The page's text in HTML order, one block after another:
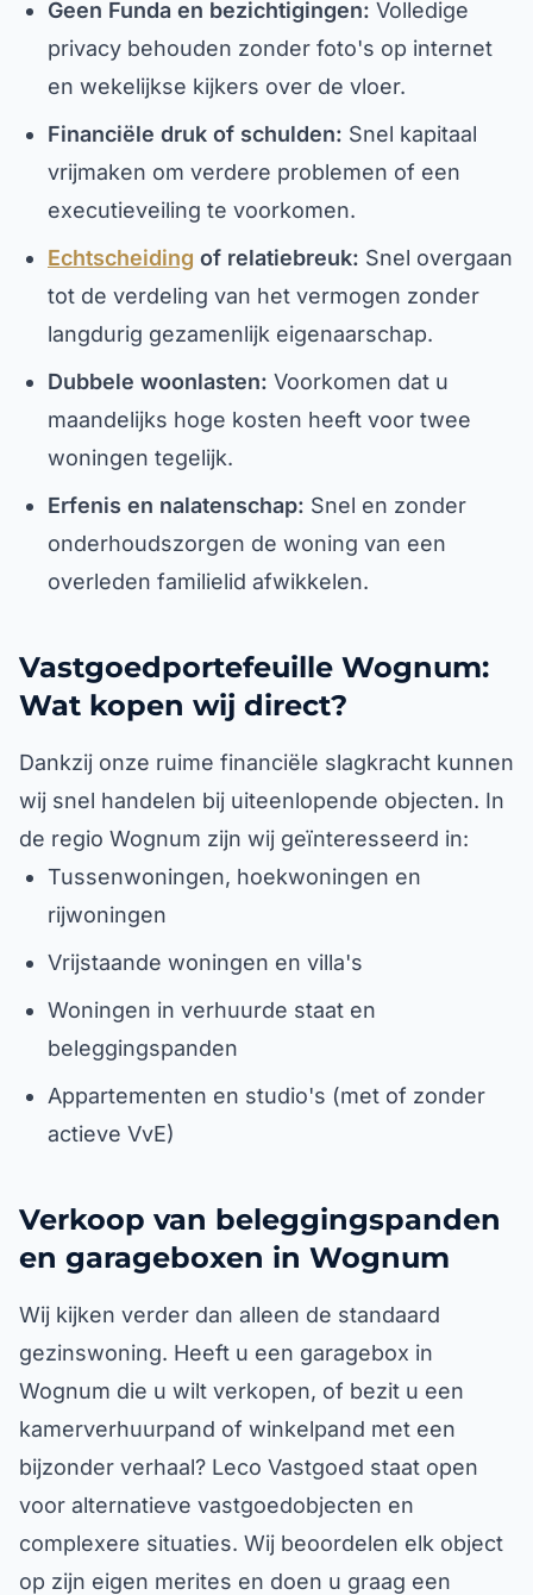
Geen Funda en bezichtigingen: Volledige
privacy behouden zonder foto's op internet
en wekelijkse kijkers over de vloer.
Financiële druk of schulden: Snel kapitaal
vrijmaken om verdere problemen of een
executieveiling te voorkomen.
Echtscheiding of relatiebreuk: Snel overgaan
tot de verdeling van het vermogen zonder
langdurig gezamenlijk eigenaarschap.
Dubbele woonlasten: Voorkomen dat u
maandelijks hoge kosten heeft voor twee
woningen tegelijk.
Erfenis en nalatenschap: Snel en zonder
onderhoudszorgen de woning van een
overleden familielid afwikkelen.
Vastgoedportefeuille Wognum:
Wat kopen wij direct?
Dankzij onze ruime financiële slagkracht kunnen
wij snel handelen bij uiteenlopende objecten. In
de regio Wognum zijn wij geïnteresseerd in:
Tussenwoningen, hoekwoningen en
rijwoningen
Vrijstaande woningen en villa's
Woningen in verhuurde staat en
beleggingspanden
Appartementen en studio's (met of zonder
actieve VvE)
Verkoop van beleggingspanden
en garageboxen in Wognum
Wij kijken verder dan alleen de standaard
gezinswoning. Heeft u een garagebox in
Wognum die u wilt verkopen, of bezit u een
kamerverhuurpand of winkelpand met een
bijzonder verhaal? Leco Vastgoed staat open
voor alternatieve vastgoedobjecten en
complexere situaties. Wij beoordelen elk object
op zijn eigen merites en doen u graag een